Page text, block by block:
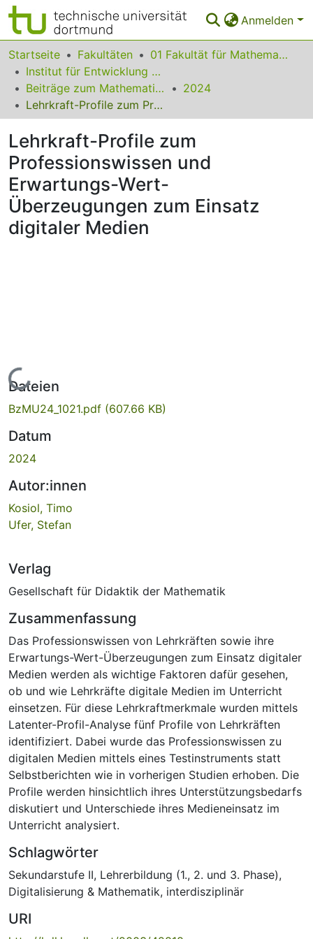
Anmelden
Bereiche & Sammlungen
Das gesamte Repositorium
Statistiken
FAQ
Leitlinien
Zurück zur Startseite
Startseite Fakultäten
01 Fakultät für Mathematik
Institut für Entwicklung und Erforschung des Mathematikunterrichts
Beiträge zum Mathematikunterricht
2024
Lehrkraft-Profile zum Professionswissen und Erwartungs-Wert-Überzeugungen zum Einsatz digitaler Medien
Lehrkraft-Profile zum
Professionswissen und
Erwartungs-Wert-
Überzeugungen zum Einsatz
digitaler Medien
Lade...
Dateien
BzMU24_1021.pdf (607.66 KB)
Datum
2024
Autor:innen
Kosiol, Timo
Ufer, Stefan
Verlag
Gesellschaft für Didaktik der Mathematik
Zusammenfassung
Das Professionswissen von Lehrkräften sowie ihre
Erwartungs-Wert-Überzeugungen zum Einsatz digitaler
Medien werden als wichtige Faktoren dafür gesehen,
ob und wie Lehrkräfte digitale Medien im Unterricht
einsetzen. Für diese Lehrkraftmerkmale wurden mittels
Latenter-Profil-Analyse fünf Profile von Lehrkräften
identifiziert. Dabei wurde das Professionswissen zu
digitalen Medien mittels eines Testinstruments statt
Selbstberichten wie in vorherigen Studien erhoben. Die
Profile werden hinsichtlich ihres Unterstützungsbedarfs
diskutiert und Unterschiede ihres Medieneinsatz im
Unterricht analysiert.
Schlagwörter
Sekundarstufe II, Lehrerbildung (1., 2. und 3. Phase),
Digitalisierung & Mathematik, interdisziplinär
URI